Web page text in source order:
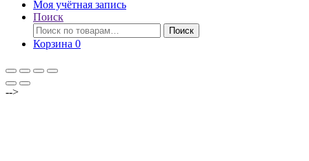
Моя учётная запись
Поиск
Искать:
Поиск
Корзина 0
-->